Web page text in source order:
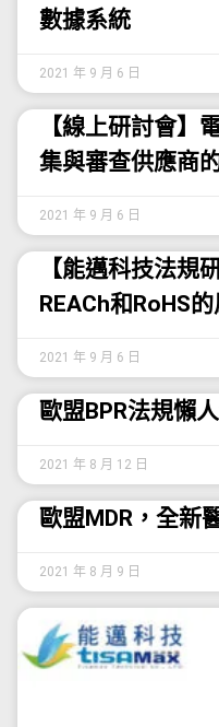
數據系統
2021 年 9 月 6 日
【線上研討會】
集與審查供應商
2021 年 9 月 6 日
【能邁科技法規
REACh和RoHS
2021 年 9 月 6 日
歐盟BPR法規懶
2021 年 8 月 12 日
歐盟MDR，全新
2021 年 8 月 9 日